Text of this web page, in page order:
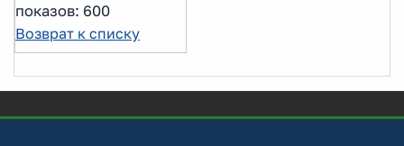
показов: 600
Возврат к списку